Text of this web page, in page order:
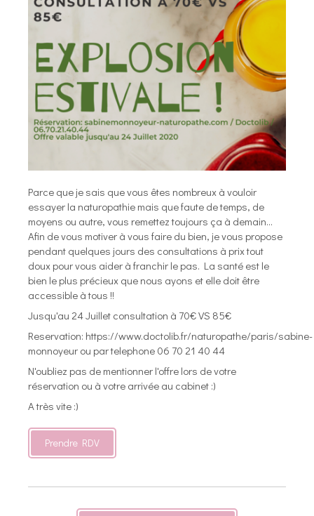
Parce que je sais que vous êtes nombreux à vouloir
essayer la naturopathie mais que faute de temps, de
moyens ou autre, vous remettez toujours ça à demain...
Afin de vous motiver à vous faire du bien, je vous propose
pendant quelques jours des consultations à prix tout
doux pour vous aider à franchir le pas. La santé est le
bien le plus précieux que nous ayons et elle doit être
accessible à tous !!
Jusqu'au 24 Juillet consultation à 70€ VS 85€
Reservation: https://www.doctolib.fr/naturopathe/paris/sabine-
monnoyeur ou par telephone 06 70 21 40 44
N'oubliez pas de mentionner l'offre lors de votre
réservation ou à votre arrivée au cabinet :)
A très vite :)
Prendre RDV